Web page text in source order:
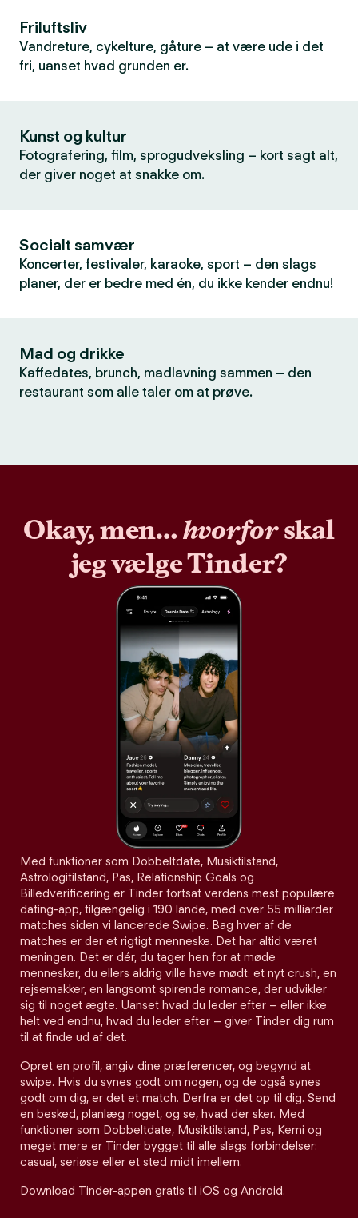
Friluftsliv
Vandreture, cykelture, gåture – at være ude i det
fri, uanset hvad grunden er.
Kunst og kultur
Fotografering, film, sprogudveksling – kort sagt alt,
der giver noget at snakke om.
Socialt samvær
Koncerter, festivaler, karaoke, sport – den slags
planer, der er bedre med én, du ikke kender endnu!
Mad og drikke
Kaffedates, brunch, madlavning sammen – den
restaurant som alle taler om at prøve.
Okay, men…hvorforskal
jeg vælge Tinder?
Med funktioner som Dobbeltdate, Musiktilstand,
Astrologitilstand, Pas, Relationship Goals og
Billedverificering er Tinder fortsat verdens mest populære
dating-app, tilgængelig i 190 lande, med over 55 milliarder
matches siden vi lancerede Swipe. Bag hver af de
matches er der et rigtigt menneske. Det har altid været
meningen. Det er dér, du tager hen for at møde
mennesker, du ellers aldrig ville have mødt: et nyt crush, en
rejsemakker, en langsomt spirende romance, der udvikler
sig til noget ægte. Uanset hvad du leder efter – eller ikke
helt ved endnu, hvad du leder efter – giver Tinder dig rum
til at finde ud af det.
Opret en profil, angiv dine præferencer, og begynd at
swipe. Hvis du synes godt om nogen, og de også synes
godt om dig, er det et match. Derfra er det op til dig. Send
en besked, planlæg noget, og se, hvad der sker. Med
funktioner som Dobbeltdate, Musiktilstand, Pas, Kemi og
meget mere er Tinder bygget til alle slags forbindelser:
casual, seriøse eller et sted midt imellem.
Download Tinder-appen gratis til iOS og Android.